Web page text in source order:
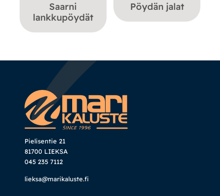
Saarni
lankkupöydät
Pöydän jalat
Pielisentie 21
81700 LIEKSA
045 235 7112
lieksa@marikaluste.fi